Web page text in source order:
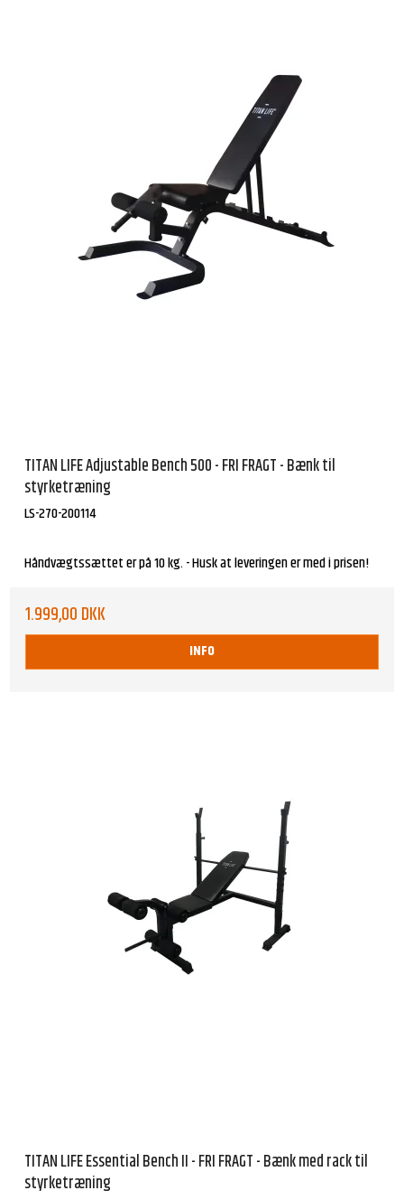
TITAN LIFE Adjustable Bench 500 - FRI FRAGT - Bænk til
styrketræning
LS-270-200114
Håndvægtssættet er på 10 kg. - Husk at leveringen er med i prisen!
1.999,00 DKK
INFO
TITAN LIFE Essential Bench II - FRI FRAGT - Bænk med rack til
styrketræning